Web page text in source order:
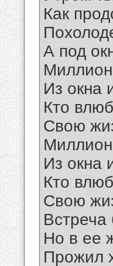
Как
А под
Из окна
Кто
Свою
Из окна
Кто
Свою
Встреча
Но в ее
Прожил